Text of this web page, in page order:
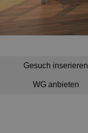
Gesuch inserieren
WG anbieten